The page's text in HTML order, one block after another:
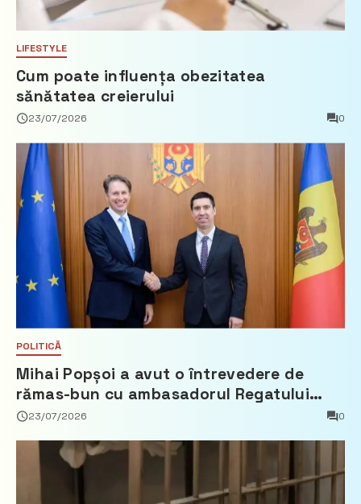
LIFESTYLE
Cum poate influența obezitatea
sănătatea creierului
23/07/2026 0
POLITICĂ
Mihai Popșoi a avut o întrevedere de
rămas-bun cu ambasadorul Regatului
Țărilor de Jos, Fred Duijn
23/07/2026 0